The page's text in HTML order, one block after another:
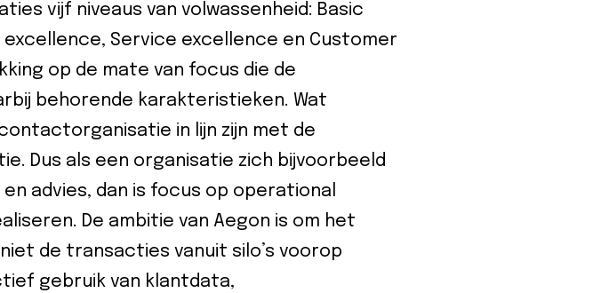
vijf niveaus van volwassenheid: Basic
Service excellence en Customer
op de mate van focus die de
behorende karakteristieken. Wat
in lijn zijn met de
Dus als een organisatie zich bijvoorbeeld
advies, dan is focus op operational
De ambitie van Aegon is om het
de transacties vanuit silo’s voorop
gebruik van klantdata,